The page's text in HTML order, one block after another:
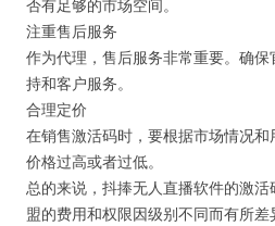
否有足够的市场空间。
注重售后服务
作为代理，售后服务非常重要。确
持和客户服务。
合理定价
在销售激活码时，要根据市场情况
价格过高或者过低。
总的来说，抖捧无人直播软件的激
盟的费用和权限因级别不同而有所